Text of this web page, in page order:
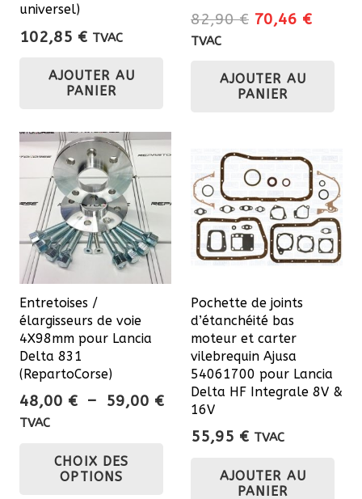
universel)
102,85 € TVAC
AJOUTER AU
PANIER
82,90€ Le
était :
82,90 €.
70,46 €Le
TVAC
AJOUTER AU
PANIER
Entretoises /
élargisseurs de voie
4X98mm pour Lancia
Delta 831
(RepartoCorse)
48,00 € – 59,00 €Plage
prix :
TVAC
CHOIX DES
OPTIONS
Pochette de joints
d’étanchéité bas
moteur et carter
vilebrequin Ajusa
54061700 pour Lancia
Delta HF Integrale 8V &
16V
55,95 € TVAC
AJOUTER AU
PANIER